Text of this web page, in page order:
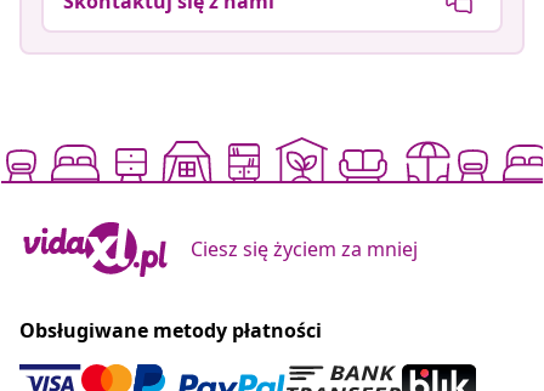
Ciesz się życiem za mniej
Obsługiwane metody płatności